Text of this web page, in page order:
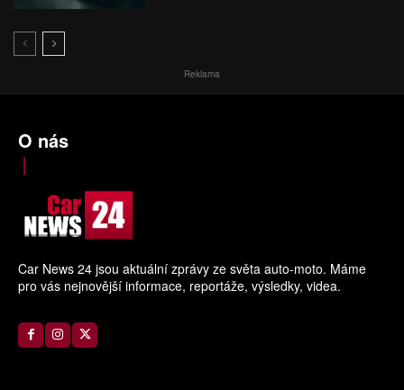
Reklama
O nás
Car News 24 jsou aktuální zprávy ze světa auto-moto. Máme
pro vás nejnovější informace, reportáže, výsledky, videa.